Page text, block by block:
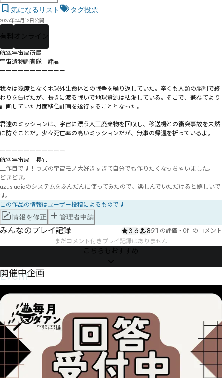
気になるリスト
タグ投票
2025年04月12日公開
有料 オンライン
航空宇宙局所属
宇宙遺物調査隊　諸君
ーーーーーーーーーーー
我々は幾度となく地球外生命体との戦争を繰り返していた。辛くも人類の勝利で終
わりを告げたが、長きに渡る戦いで地球資源は枯渇している。そこで、兼ねてより
計画していた月面移住計画を遂行することとなった。
君達のミッションは、宇宙に漂う人工廃棄物を回収し、移送機との衝突事故を未然
に防ぐことだ。少々死亡率の高いミッションだが、無事の帰還を祈っているよ。
ーーーーーーーーーーー
航空宇宙局　長官
二作目です！ウズの宇宙モノ大好きすぎて自分でも作りたくなっちゃいました。
どきどき。
uzustudioのシステムをふんだんに使ってみたので、楽しんでいただけると嬉しいで
この作品の情報はユーザー投稿によるものです
情報を修正 管理者申請
みんなのプレイ記録 3.6 85件の評価 ・ 0件のコメント
まだコメント付きプレイ記録はありません
こちらもおすすめ
Event
開催中企画